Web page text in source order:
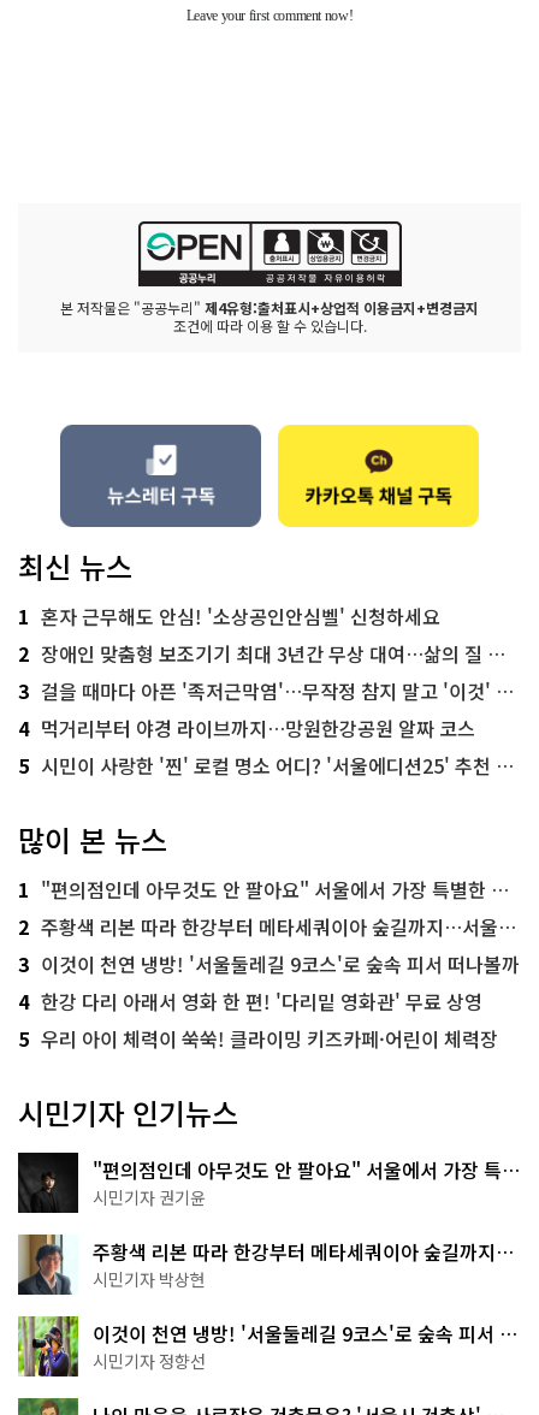
본 저작물은 "공공누리" 제4유형:출처표시+상업적 이용금지+변경금지
조건에 따라 이용 할 수 있습니다.
최신 뉴스
1 혼자 근무해도 안심! '소상공인안심벨' 신청하세요
2 장애인 맞춤형 보조기기 최대 3년간 무상 대여…삶의 질 높인다
3 걸을 때마다 아픈 '족저근막염'…무작정 참지 말고 '이것' 해보세요!
4 먹거리부터 야경 라이브까지…망원한강공원 알짜 코스
5 시민이 사랑한 '찐' 로컬 명소 어디? '서울에디션25' 추천 코스
많이 본 뉴스
1 "편의점인데 아무것도 안 팔아요" 서울에서 가장 특별한 편의점의 정체
2 주황색 리본 따라 한강부터 메타세쿼이아 숲길까지…서울둘레길 15코스
3 이것이 천연 냉방! '서울둘레길 9코스'로 숲속 피서 떠나볼까
4 한강 다리 아래서 영화 한 편! '다리밑 영화관' 무료 상영
5 우리 아이 체력이 쑥쑥! 클라이밍 키즈카페·어린이 체력장
시민기자 인기뉴스
"편의점인데 아무것도 안 팔아요" 서울에서 가장 특별
한 편의점의 정체
시민기자 권기윤
주황색 리본 따라 한강부터 메타세쿼이아 숲길까지…
서울둘레길 15코스
시민기자 박상현
이것이 천연 냉방! '서울둘레길 9코스'로 숲속 피서 떠
나볼까
시민기자 정향선